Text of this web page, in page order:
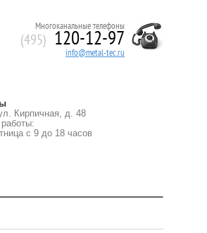
Многоканальные телефоны
(495) 120-12-97
info@metal-tec.ru
Кирпичная, д. 48
с 9 до 18 часов